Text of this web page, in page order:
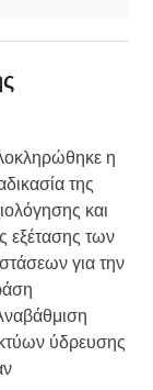
η
της
και
εξέτασης των
για την
ύδρευσης